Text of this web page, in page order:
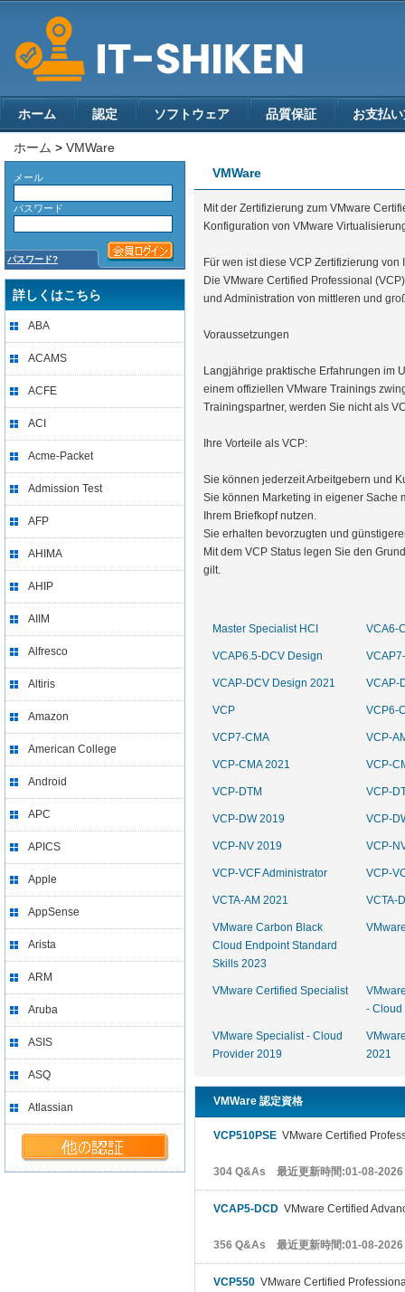
ホーム 認定 ソフトウェア 品質保証 お支払
ホーム > VMWare
メール
パスワード
パスワード?
詳しくはこちら
ABA
ACAMS
ACFE
ACI
Acme-Packet
Admission Test
AFP
AHIMA
AHIP
AIIM
Alfresco
Altiris
Amazon
American College
Android
APC
APICS
Apple
AppSense
Arista
ARM
Aruba
ASIS
ASQ
Atlassian
VMWare
Mit der Zertifizierung zum VMware
Konfiguration von VMware
Für wen ist diese VCP Zertifizierung von
Die VMware Certified Professional
und Administration von mittleren und
Voraussetzungen
Langjährige praktische Erfahrungen im
einem offiziellen VMware Trainings
Trainingspartner, werden Sie nicht als
Ihre Vorteile als VCP:
Sie können jederzeit Arbeitgebern und
Sie können Marketing in eigener Sache
Ihrem Briefkopf nutzen.
Sie erhalten bevorzugten und
Mit dem VCP Status legen Sie den
gilt.
Master Specialist HCI VCA6-
VCAP6.5-DCV Design
VCAP-DCV Design 2021 VCAP-
VCP VCP6-
VCP7-CMA VCP-
VCP-CMA 2021 VCP-
VCP-DTM VCP-
VCP-DW 2019 VCP-
VCP-NV 2019 VCP-
VCP-VCF Administrator VCP-
VCTA-AM 2021 VCTA-
VMware Carbon Black
Cloud Endpoint Standard
Skills 2023
VMware Certified Specialist
- Cloud
VMware Specialist - Cloud
Provider 2019
2021
VMWare 認定資格
VCP510PSE VMware Certified
304 Q&As 最近更新時間:01-08-2026
VCAP5-DCD VMware Certified
356 Q&As 最近更新時間:01-08-2026
VCP550 VMware Certified